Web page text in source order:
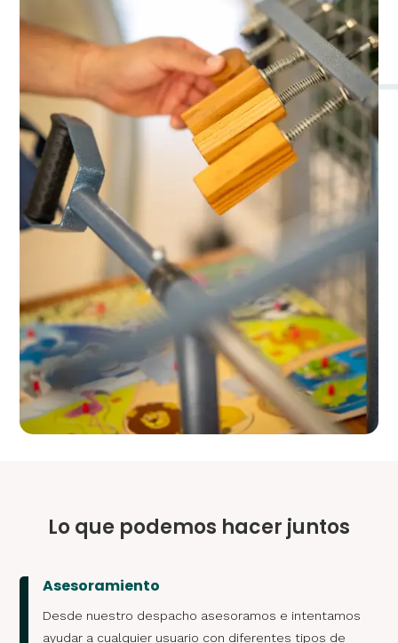
Lo que podemos hacer juntos
Asesoramiento
Desde nuestro despacho asesoramos e intentamos
ayudar a cualquier usuario con diferentes tipos de